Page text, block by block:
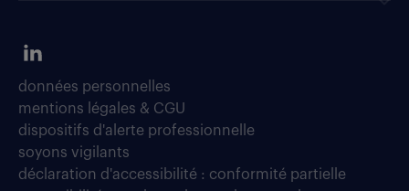
données personnelles
mentions légales & CGU
dispositifs d'alerte professionnelle
soyons vigilants
déclaration d'accessibilité : conformité partielle